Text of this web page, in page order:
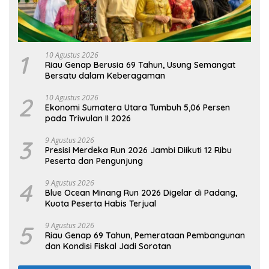
1 10 Agustus 2026
Riau Genap Berusia 69 Tahun, Usung Semangat
Bersatu dalam Keberagaman
2 10 Agustus 2026
Ekonomi Sumatera Utara Tumbuh 5,06 Persen
pada Triwulan II 2026
3 9 Agustus 2026
Presisi Merdeka Run 2026 Jambi Diikuti 12 Ribu
Peserta dan Pengunjung
4 9 Agustus 2026
Blue Ocean Minang Run 2026 Digelar di Padang,
Kuota Peserta Habis Terjual
5 9 Agustus 2026
Riau Genap 69 Tahun, Pemerataan Pembangunan
dan Kondisi Fiskal Jadi Sorotan